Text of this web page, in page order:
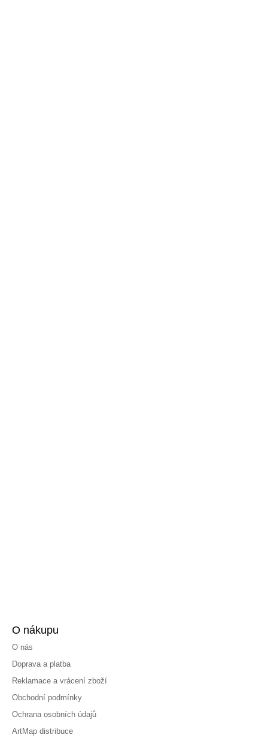
O nákupu
O nás
Doprava a platba
Reklamace a vrácení zboží
Obchodní podmínky
Ochrana osobních údajů
ArtMap distribuce